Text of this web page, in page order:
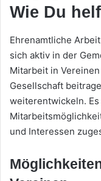
Wie Du
Ehrenamtliche
sich aktiv in der
Mitarbeit in
Gesellschaft
weiterentwickeln.
und Interessen